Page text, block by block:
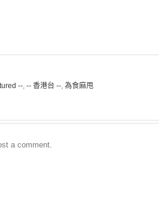
--, -- 香港台 --, 為食麻甩
a comment.